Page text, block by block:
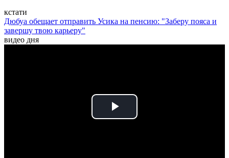
кстати
Дюбуа обещает отправить Усика на пенсию: "Заберу пояса и
завершу твою карьеру"
видео дня
Play